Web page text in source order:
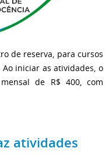
de reserva, para cursos
iniciar as atividades, o
de R$ 400, com
atividades